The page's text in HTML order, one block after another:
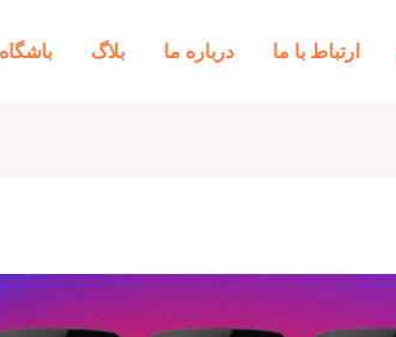
ارتباط با ما درباره ما بلاگ